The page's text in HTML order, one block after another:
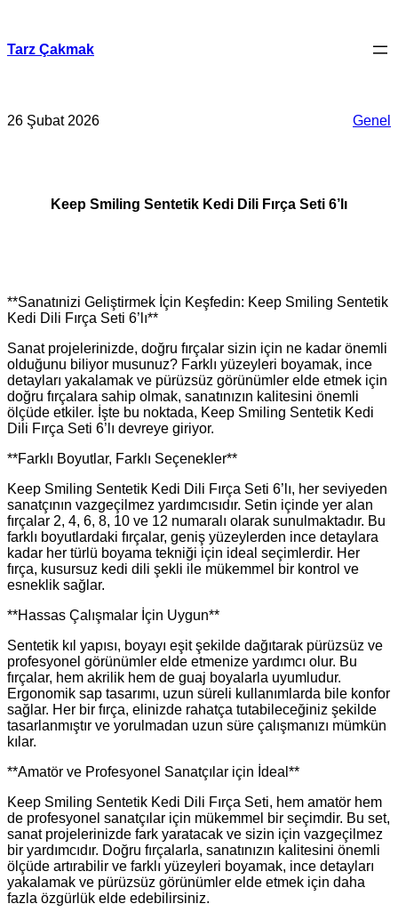
Tarz Çakmak
26 Şubat 2026 Genel
Keep Smiling Sentetik Kedi Dili Fırça Seti 6’lı
**Sanatınizi Geliştirmek İçin Keşfedin: Keep Smiling Sentetik
Kedi Dili Fırça Seti 6’lı**
Sanat projelerinizde, doğru fırçalar sizin için ne kadar önemli
olduğunu biliyor musunuz? Farklı yüzeyleri boyamak, ince
detayları yakalamak ve pürüzsüz görünümler elde etmek için
doğru fırçalara sahip olmak, sanatınızın kalitesini önemli
ölçüde etkiler. İşte bu noktada, Keep Smiling Sentetik Kedi
Dili Fırça Seti 6’lı devreye giriyor.
**Farklı Boyutlar, Farklı Seçenekler**
Keep Smiling Sentetik Kedi Dili Fırça Seti 6’lı, her seviyeden
sanatçının vazgeçilmez yardımcısıdır. Setin içinde yer alan
fırçalar 2, 4, 6, 8, 10 ve 12 numaralı olarak sunulmaktadır. Bu
farklı boyutlardaki fırçalar, geniş yüzeylerden ince detaylara
kadar her türlü boyama tekniği için ideal seçimlerdir. Her
fırça, kusursuz kedi dili şekli ile mükemmel bir kontrol ve
esneklik sağlar.
**Hassas Çalışmalar İçin Uygun**
Sentetik kıl yapısı, boyayı eşit şekilde dağıtarak pürüzsüz ve
profesyonel görünümler elde etmenize yardımcı olur. Bu
fırçalar, hem akrilik hem de guaj boyalarla uyumludur.
Ergonomik sap tasarımı, uzun süreli kullanımlarda bile konfor
sağlar. Her bir fırça, elinizde rahatça tutabileceğiniz şekilde
tasarlanmıştır ve yorulmadan uzun süre çalışmanızı mümkün
kılar.
**Amatör ve Profesyonel Sanatçılar için İdeal**
Keep Smiling Sentetik Kedi Dili Fırça Seti, hem amatör hem
de profesyonel sanatçılar için mükemmel bir seçimdir. Bu set,
sanat projelerinizde fark yaratacak ve sizin için vazgeçilmez
bir yardımcıdır. Doğru fırçalarla, sanatınızın kalitesini önemli
ölçüde artırabilir ve farklı yüzeyleri boyamak, ince detayları
yakalamak ve pürüzsüz görünümler elde etmek için daha
fazla özgürlük elde edebilirsiniz.